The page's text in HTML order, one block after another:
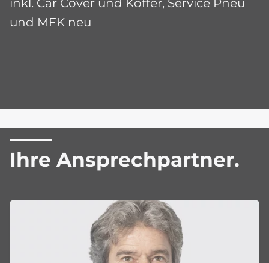
inkl. Car Cover und Koffer, Service Pneu
und MFK neu
Ihre Ansprechpartner.